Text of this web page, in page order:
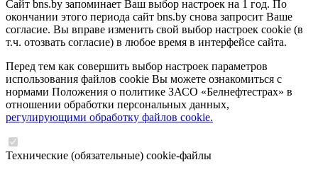
Сайт bns.by запоминает Ваш выбор настроек на 1 год. По
окончании этого периода сайт bns.by снова запросит Ваше
согласие. Вы вправе изменить свой выбор настроек cookie (в
т.ч. отозвать согласие) в любое время в интерфейсе сайта.
Перед тем как совершить выбор настроек параметров
использования файлов cookie Вы можете ознакомиться с
нормами Положения о политике ЗАСО «Белнефтестрах» в
отношении обработки персональных данных,
регулирующими обработку файлов cookie.
Технические (обязательные) cookie-файлы